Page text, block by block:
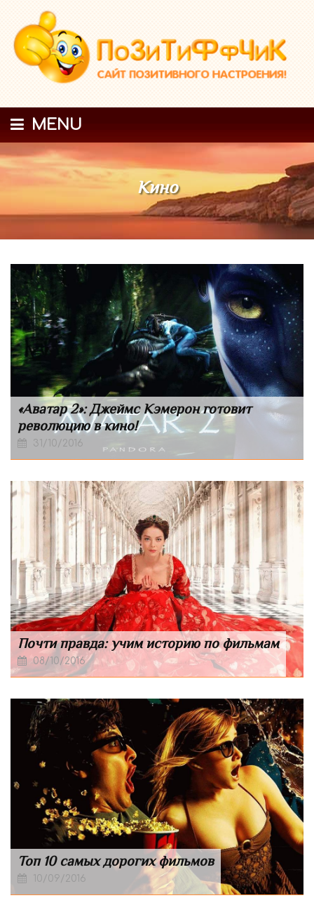
MENU
Кино
«Аватар 2»: Джеймс Кэмерон готовит
революцию в кино!
31/10/2016
Почти правда: учим историю по фильмам
08/10/2016
Топ 10 самых дорогих фильмов
10/09/2016